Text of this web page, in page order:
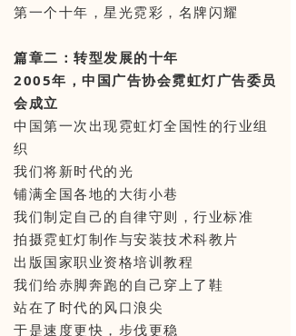
第一个十年，星光霓彩，名牌闪耀
篇章二：转型发展的十年
2005年，中国广告协会霓虹灯广告委员
会成立
中国第一次出现霓虹灯全国性的行业组
织
我们将新时代的光
铺满全国各地的大街小巷
我们制定自己的自律守则，行业标准
拍摄霓虹灯制作与安装技术科教片
出版国家职业资格培训教程
我们给赤脚奔跑的自己穿上了鞋
站在了时代的风口浪尖
于是速度更快，步伐更稳